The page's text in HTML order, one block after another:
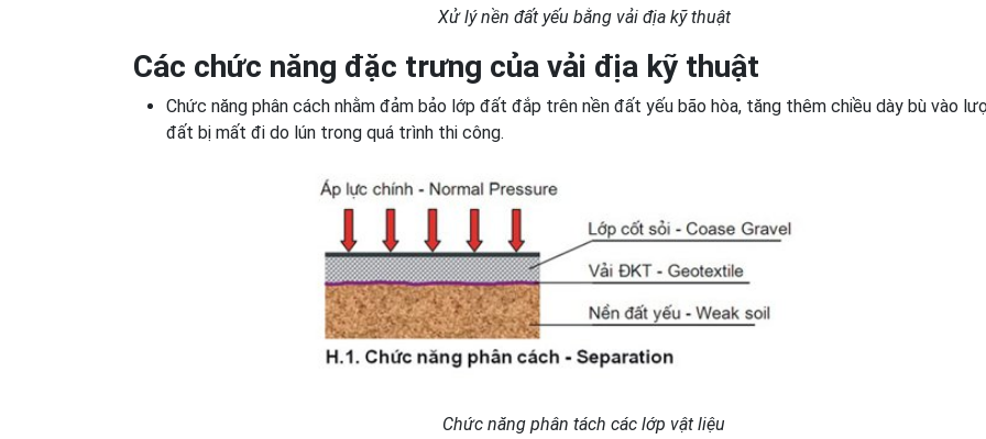
Xử lý nền đất yếu bằng vải địa kỹ thuật
Các chức năng đặc trưng của vải địa kỹ thuật
Chức năng phân cách nhằm đảm bảo lớp đất đắp trên nền đất yếu bão hòa, tăng thêm chiều dày bù vào
đất bị mất đi do lún trong quá trình thi công.
Chức năng phân tách các lớp vật liệu